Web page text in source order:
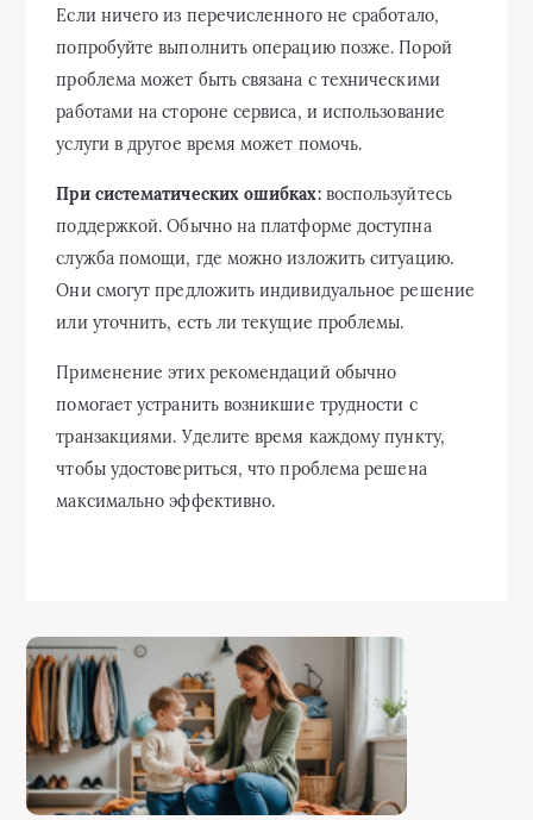
Если ничего из перечисленного не сработало,
попробуйте выполнить операцию позже. Порой
проблема может быть связана с техническими
работами на стороне сервиса, и использование
услуги в другое время может помочь.
При систематических ошибках:воспользуйтесь
поддержкой. Обычно на платформе доступна
служба помощи, где можно изложить ситуацию.
Они смогут предложить индивидуальное решение
или уточнить, есть ли текущие проблемы.
Применение этих рекомендаций обычно
помогает устранить возникшие трудности с
транзакциями. Уделите время каждому пункту,
чтобы удостовериться, что проблема решена
максимально эффективно.